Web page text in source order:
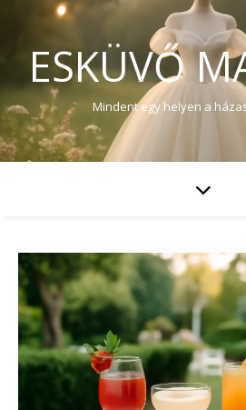
ESKÜVŐ
Mindent egy helyen a